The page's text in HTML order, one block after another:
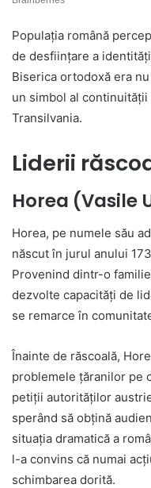
Populația română
de desființare a
Biserica ortodoxă era
un simbol al
Transilvania.
Liderii
Horea (Vasile
Horea, pe numele său
născut în jurul anului
Provenind dintr-o
dezvolte capacități de
se remarce în
Înainte de răscoală,
problemele țăranilor pe
petiții autorităților
sperând să obțină
situația dramatică a
l-a convins că numai
schimbarea dorită.